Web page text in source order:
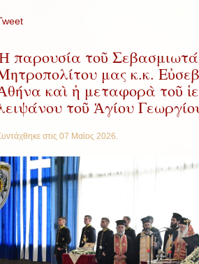
παρουσία τοῦ
μας κ.κ.
καὶ ἡ μεταφορὰ τοῦ
τοῦ Ἁγίου
στις 07 Μαϊος 2026.